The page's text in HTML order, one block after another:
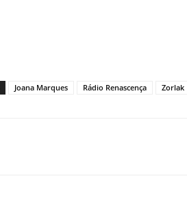
Joana Marques Rádio Renascença Zorlak